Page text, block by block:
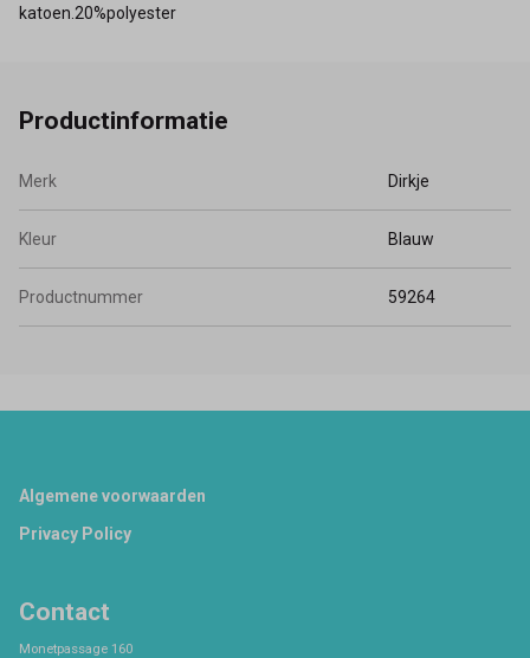
katoen.20%polyester
Productinformatie
Merk Dirkje
Kleur Blauw
Productnummer 59264
Footer
Algemene voorwaarden
Privacy Policy
Contact
Monetpassage 160